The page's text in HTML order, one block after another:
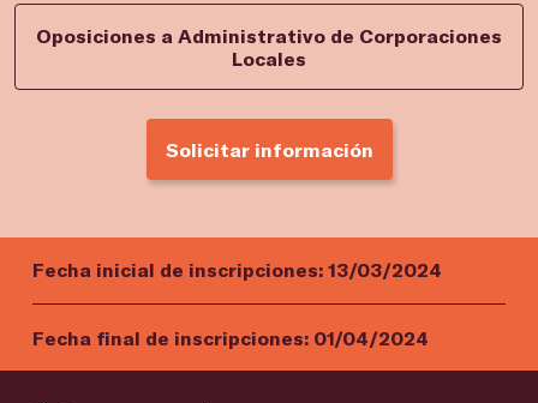
Oposiciones a Administrativo de Corporaciones
Locales
Solicitar información
Fecha inicial de inscripciones: 13/03/2024
Fecha final de inscripciones: 01/04/2024